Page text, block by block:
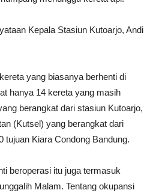
Kepala Stasiun Kutoarjo, Andi
yang biasanya berhenti di
hanya 14 kereta yang masih
berangkat dari stasiun Kutoarjo,
(Kutsel) yang berangkat dari
tujuan Kiara Condong Bandung.
beroperasi itu juga termasuk
Malam. Tentang okupansi